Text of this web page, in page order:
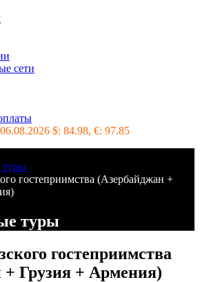
сети
06.08.2026 $: 84.98, €: 97.85
туры
гостеприимства (Азербайджан +
туры
гостеприимства
+ Грузия + Армения)